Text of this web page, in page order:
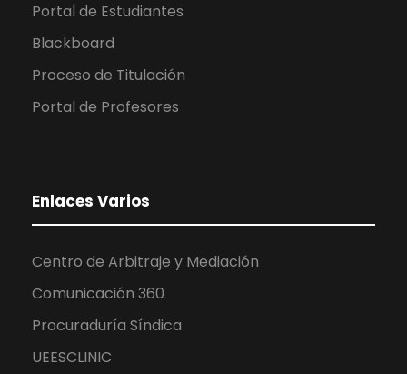
Portal de Estudiantes
Blackboard
Proceso de Titulación
Portal de Profesores
Enlaces Varios
Centro de Arbitraje y Mediación
Comunicación 360
Procuraduría Síndica
UEESCLINIC